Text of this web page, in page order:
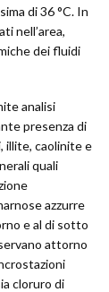
di 36 °C. In
nell’area,
dei fluidi
analisi
presenza di
illite, caolinite e
quali
azzurre
e al di sotto
attorno
cloruro di